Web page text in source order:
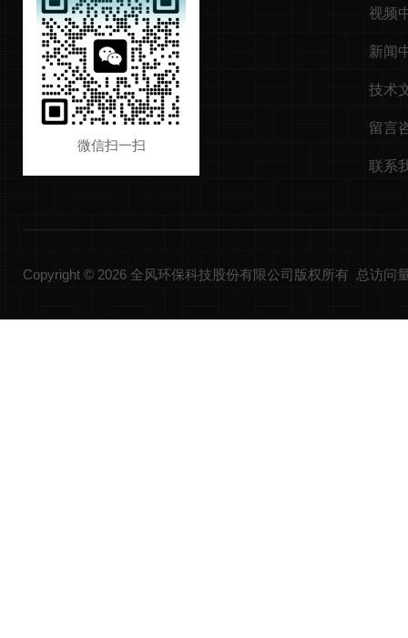
微信扫一扫
视频
新闻
技术
留言
联系
Copyright © 2026 全风环保科技股份有限公司版权所有 总访问